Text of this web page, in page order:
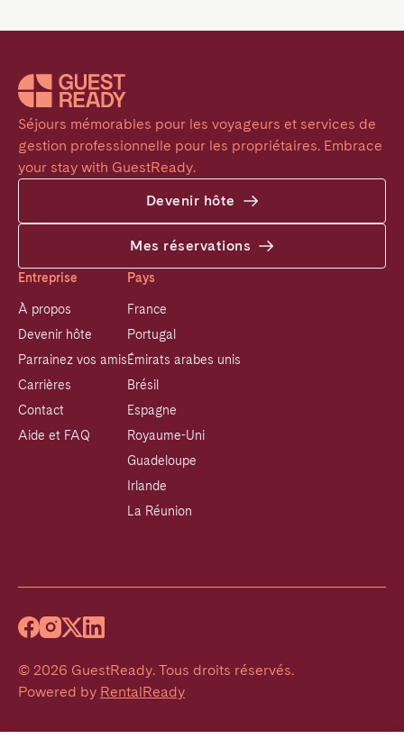
Séjours mémorables pour les voyageurs et services de
gestion professionnelle pour les propriétaires. Embrace
your stay with GuestReady.
Devenir hôte
Mes réservations
Entreprise
À propos
Devenir hôte
Parrainez vos amis
Carrières
Contact
Aide et FAQ
Pays
France
Portugal
Émirats arabes unis
Brésil
Espagne
Royaume-Uni
Guadeloupe
Irlande
La Réunion
© 2026 GuestReady. Tous droits réservés.
Powered by RentalReady